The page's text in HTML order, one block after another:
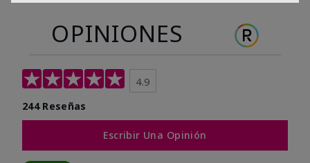
OPINIONES
4.9
244 Reseñas
Escribir Una Opinión